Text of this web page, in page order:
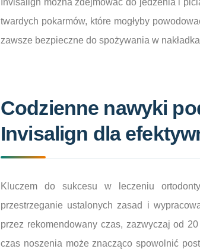
Invisalign można zdejmować do jedzenia i
twardych pokarmów, które mogłyby
zawsze bezpieczne do spożywania w
Codzienne nawyki
Invisalign dla
Kluczem do sukcesu w leczeniu
przestrzeganie ustalonych zasad i
przez rekomendowany czas, zazwyczaj od
czas noszenia może znacząco spowolnić